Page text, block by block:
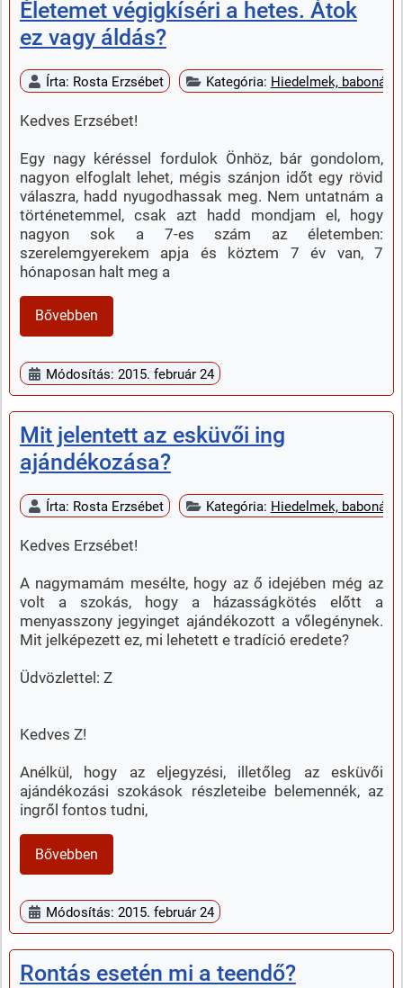
Életemet végigkíséri a hetes. Átok
ez vagy áldás?
Írta: Rosta Erzsébet Kategória: Hiedelmek, babonák
Kedves Erzsébet!
Egy nagy kéréssel fordulok Önhöz, bár gondolom,
nagyon elfoglalt lehet, mégis szánjon időt egy rövid
válaszra, hadd nyugodhassak meg. Nem untatnám a
történetemmel, csak azt hadd mondjam el, hogy
nagyon sok a 7-es szám az életemben:
szerelemgyerekem apja és köztem 7 év van, 7
hónaposan halt meg a
Bővebben
Módosítás: 2015. február 24
Mit jelentett az esküvői ing
ajándékozása?
Írta: Rosta Erzsébet Kategória: Hiedelmek, babonák
Kedves Erzsébet!
A nagymamám mesélte, hogy az ő idejében még az
volt a szokás, hogy a házasságkötés előtt a
menyasszony jegyinget ajándékozott a vőlegénynek.
Mit jelképezett ez, mi lehetett e tradíció eredete?
Üdvözlettel: Z
Kedves Z!
Anélkül, hogy az eljegyzési, illetőleg az esküvői
ajándékozási szokások részleteibe belemennék, az
ingről fontos tudni,
Bővebben
Módosítás: 2015. február 24
Rontás esetén mi a teendő?